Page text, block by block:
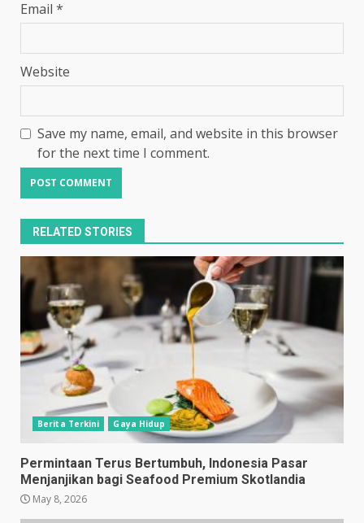
Email *
Website
Save my name, email, and website in this browser
for the next time I comment.
RELATED STORIES
Berita Terkini Gaya Hidup
Permintaan Terus Bertumbuh, Indonesia Pasar
Menjanjikan bagi Seafood Premium Skotlandia
May 8, 2026